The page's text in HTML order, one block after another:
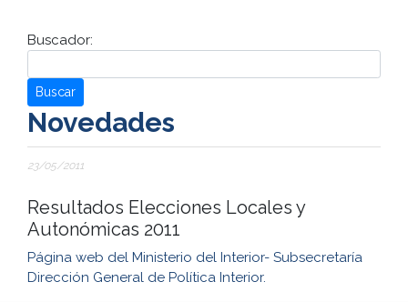
Buscador:
Buscar
Novedades
23/05/2011
Resultados Elecciones Locales y
Autonómicas 2011
Página web del Ministerio del Interior- Subsecretaría
Dirección General de Política Interior.